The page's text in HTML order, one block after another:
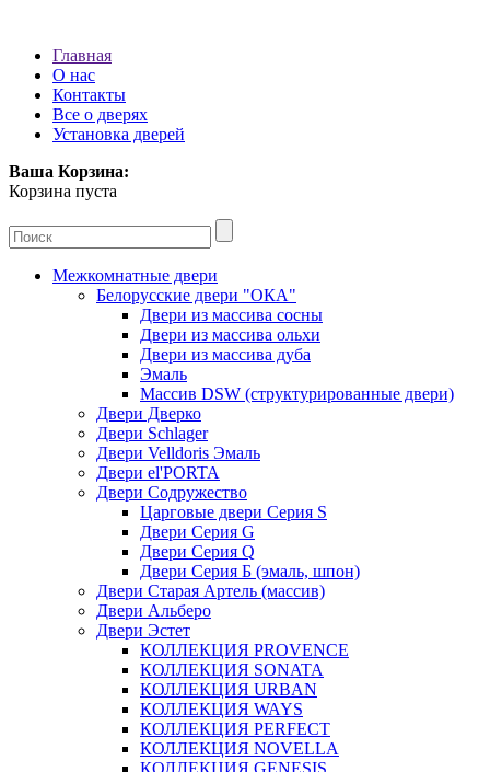
Главная
О нас
Контакты
Все о дверях
Установка дверей
Ваша Корзина:
Корзина пуста
Межкомнатные двери
Белорусские двери "ОКА"
Двери из массива сосны
Двери из массива ольхи
Двери из массива дуба
Эмаль
Массив DSW (cтруктурированные двери)
Двери Дверко
Двери Schlager
Двери Velldoris Эмаль
Двери el'PORTA
Двери Содружество
Царговые двери Cерия S
Двери Серия G
Двери Серия Q
Двери Серия Б (эмаль, шпон)
Двери Старая Артель (массив)
Двери Альберо
Двери Эстет
КОЛЛЕКЦИЯ PROVENCE
КОЛЛЕКЦИЯ SONATA
КОЛЛЕКЦИЯ URBAN
КОЛЛЕКЦИЯ WAYS
КОЛЛЕКЦИЯ PERFECT
КОЛЛЕКЦИЯ NOVELLA
КОЛЛЕКЦИЯ GENESIS